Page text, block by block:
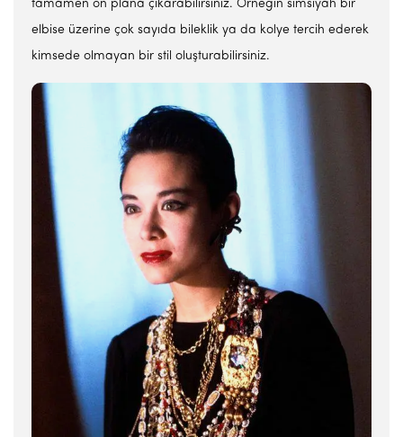
tamamen ön plana çıkarabilirsiniz. Örneğin simsiyah bir
elbise üzerine çok sayıda bileklik ya da kolye tercih ederek
kimsede olmayan bir stil oluşturabilirsiniz.